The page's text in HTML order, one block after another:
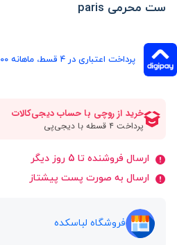
ست محرمی paris
پرداخت اعتباری در ۴ قسط، ماهانه 315,000 تومان
ارسال فروشنده تا 5 روز دیگر
ارسال به صورت پست پیشتاز
فروشگاه لباسکده